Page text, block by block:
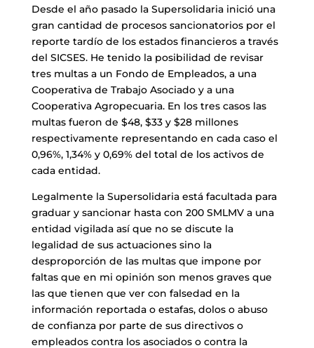
Desde el año pasado la Supersolidaria inició una
gran cantidad de procesos sancionatorios por el
reporte tardío de los estados financieros a través
del SICSES. He tenido la posibilidad de revisar
tres multas a un Fondo de Empleados, a una
Cooperativa de Trabajo Asociado y a una
Cooperativa Agropecuaria. En los tres casos las
multas fueron de $48, $33 y $28 millones
respectivamente representando en cada caso el
0,96%, 1,34% y 0,69% del total de los activos de
cada entidad.
Legalmente la Supersolidaria está facultada para
graduar y sancionar hasta con 200 SMLMV a una
entidad vigilada así que no se discute la
legalidad de sus actuaciones sino la
desproporción de las multas que impone por
faltas que en mi opinión son menos graves que
las que tienen que ver con falsedad en la
información reportada o estafas, dolos o abuso
de confianza por parte de sus directivos o
empleados contra los asociados o contra la